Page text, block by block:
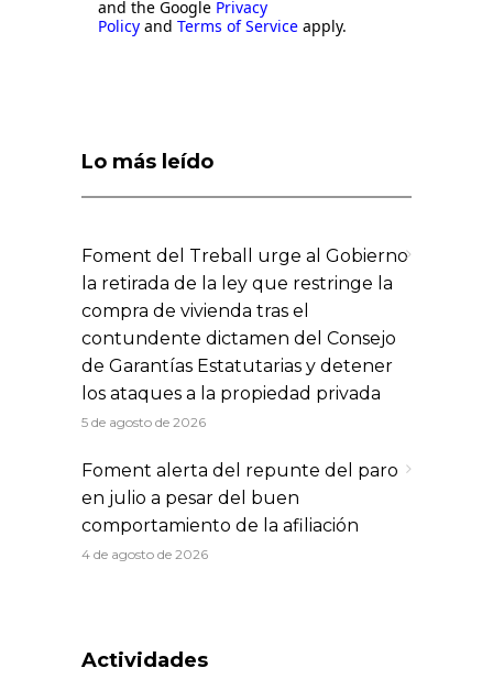
and the Google Privacy
Policy and Terms of Service apply.
Lo más leído
Foment del Treball urge al Gobierno
la retirada de la ley que restringe la
compra de vivienda tras el
contundente dictamen del Consejo
de Garantías Estatutarias y detener
los ataques a la propiedad privada
5 de agosto de 2026
Foment alerta del repunte del paro
en julio a pesar del buen
comportamiento de la afiliación
4 de agosto de 2026
Actividades